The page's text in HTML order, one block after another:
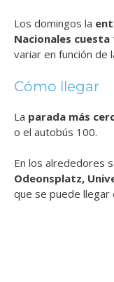
Los domingos la
Nacionales cuesta
variar en función de
Cómo llegar
La parada más
o el autobús 100.
En los alrededores
Odeonsplatz,
que se puede llegar